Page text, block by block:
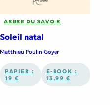
ARBRE DU SAVOIR
Soleil natal
Matthieu Poulin Goyer
PAPIER :
19 €
E-BOOK :
13.99 €